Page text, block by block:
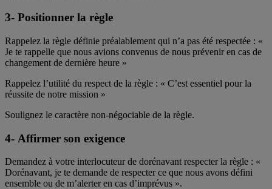
3- Positionner la règle
Rappelez la règle définie préalablement qui n’a pas été respectée : «
Je te rappelle que nous avions convenus de nous prévenir en cas de
changement de dernière heure »
Rappelez l’utilité du respect de la règle : « C’est essentiel pour la
réussite de notre mission »
Soulignez le caractère non-négociable de la règle.
4- Affirmer son exigence
Demandez à votre interlocuteur de dorénavant respecter la règle : «
Dorénavant, je te demande de respecter ce que nous avons défini
ensemble ou de m’alerter en cas d’imprévus ».